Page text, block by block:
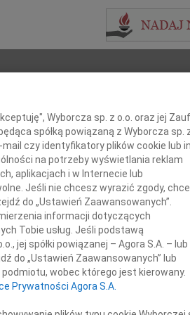
Imię i nazwisko lub numer ogłoszenia:
+ szukanie
INNE NEKROLOGI
24.07.2026Kraków
Panu Jackowi Gryzło
Karolina Witek20.07.2026
Z głębokim smutkiem i żalem
Joanna Słowińska
20.07.2026
Z olbrzymim smutkiem
Joanna Słowińska
Z głębokim smutkiem przyjąłem
Wyborcza sp. z o.o. oraz jej
spółką powiązaną z Wyborcza sp.
czy identyfikatory plików cookie lub
na potrzeby wyświetlania reklam
aplikacjach i w Internecie lub
Jeśli nie chcesz wyrazić zgody,
do „Ustawień Zaawansowanych”.
informacji dotyczących
Tobie usług. Jeśli podstawą
jej spółki powiązanej – Agora S.A. – lub
do „Ustawień Zaawansowanych” lub
wobec którego jest kierowany.
Prywatności Agora S.A.